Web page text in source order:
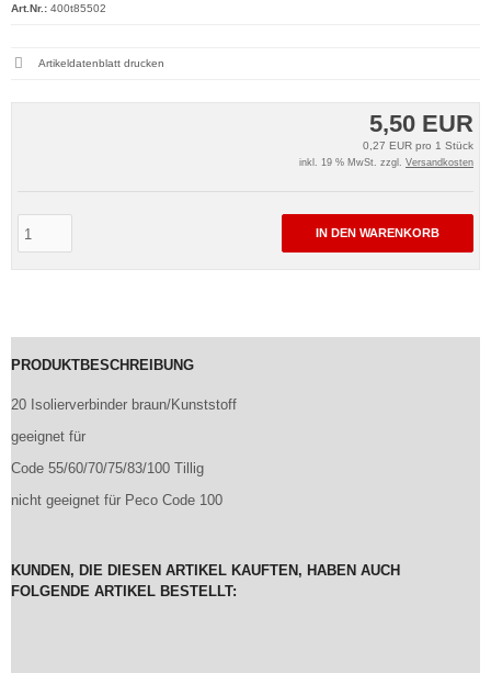
5,50 EUR
0,27 EUR pro 1 Stück
inkl. 19 % MwSt. zzgl. Versandkosten
IN DEN WARENKORB
Art.Nr.: 400t85502
Artikeldatenblatt drucken
PRODUKTBESCHREIBUNG
20 Isolierverbinder braun/Kunststoff
geeignet für
Code 55/60/70/75/83/100 Tillig
nicht geeignet für Peco Code 100
KUNDEN, DIE DIESEN ARTIKEL KAUFTEN, HABEN AUCH
FOLGENDE ARTIKEL BESTELLT: